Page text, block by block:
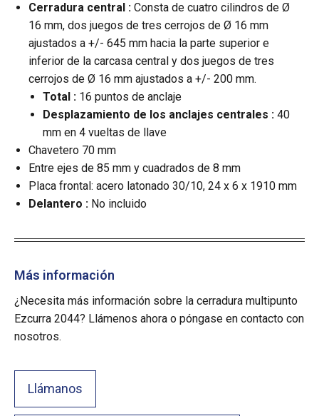
Cerradura central : Consta de cuatro cilindros de Ø
16 mm, dos juegos de tres cerrojos de Ø 16 mm
ajustados a +/- 645 mm hacia la parte superior e
inferior de la carcasa central y dos juegos de tres
cerrojos de Ø 16 mm ajustados a +/- 200 mm.
Total : 16 puntos de anclaje
Desplazamiento de los anclajes centrales : 40
mm en 4 vueltas de llave
Chavetero 70 mm
Entre ejes de 85 mm y cuadrados de 8 mm
Placa frontal: acero latonado 30/10, 24 x 6 x 1910 mm
Delantero : No incluido
Más información
¿Necesita más información sobre la cerradura multipunto
Ezcurra 2044? Llámenos ahora o póngase en contacto con
nosotros.
Llámanos